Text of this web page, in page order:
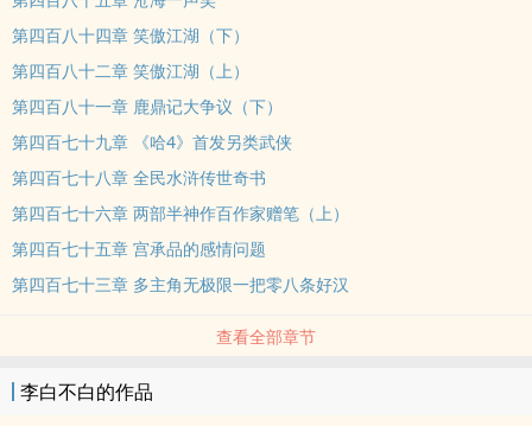
第四百八十四章 笑傲江湖（下）
第四百八十二章 笑傲江湖（上）
第四百八十一章 鹿鼎记大争议（下）
第四百七十九章 《哈4》首发另类武侠
第四百七十八章 全民水浒传世奇书
第四百七十六章 两部半神作百作家赠笔（上）
第四百七十五章 宫承品的感情问题
第四百七十三章 多主角无极限一把零八条好汉
查看全部章节
李白不白的作品